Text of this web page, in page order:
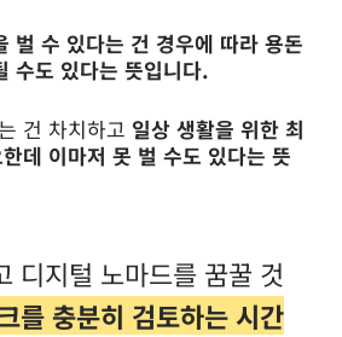
벌 수 있다는 건 경우에 따라 용돈
수도 있다는 뜻입니다.
건 차치하고 일상 생활을 위한 최
데 이마저 못 벌 수도 있다는 뜻
디지털 노마드를 꿈꿀 것
를 충분히 검토하는 시간